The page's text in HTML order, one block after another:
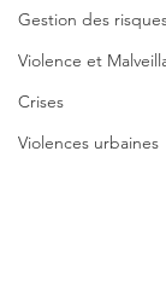
Gestion des
Violence et
Crises
Violences urbaines